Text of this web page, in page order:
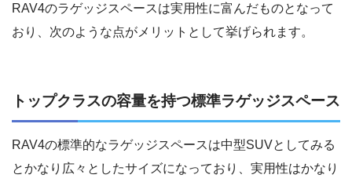
RAV4のラゲッジスペースは実用性に富んだものとなって
おり、次のような点がメリットとして挙げられます。
トップクラスの容量を持つ標準ラゲッジスペース
RAV4の標準的なラゲッジスペースは中型SUVとしてみる
とかなり広々としたサイズになっており、実用性はかなり